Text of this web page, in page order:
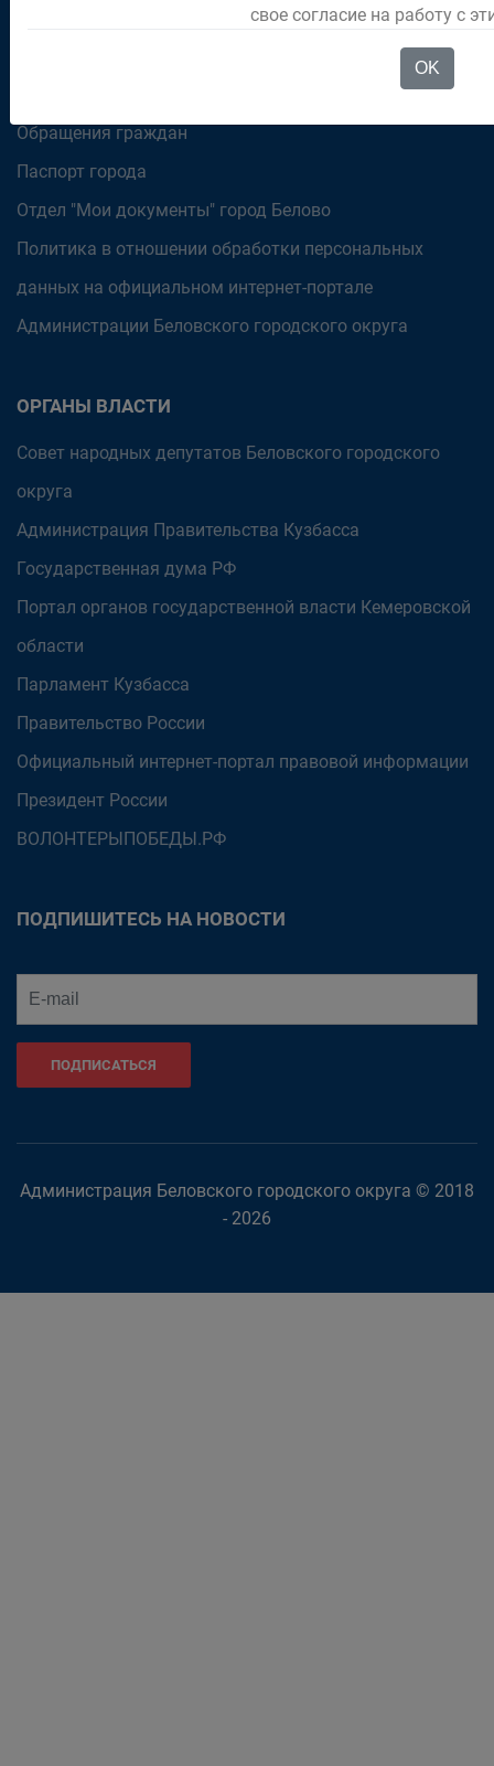
Обращения граждан
Паспорт города
Отдел "Мои документы" город Белово
Политика в отношении обработки персональных
данных на официальном интернет-портале
Администрации Беловского городского округа
ОРГАНЫ ВЛАСТИ
Совет народных депутатов Беловского городского
округа
Администрация Правительства Кузбасса
Государственная дума РФ
Портал органов государственной власти Кемеровской
области
Парламент Кузбасса
Правительство России
Официальный интернет-портал правовой информации
Президент России
ВОЛОНТЕРЫПОБЕДЫ.РФ
ПОДПИШИТЕСЬ НА НОВОСТИ
ПОДПИСАТЬСЯ
Администрация Беловского городского округа © 2018
- 2026
свое согласие на работу с
OK